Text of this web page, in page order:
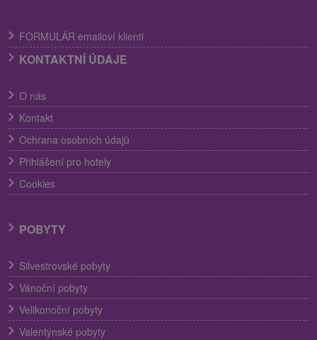
FORMULÁR emailoví klienti
KONTAKTNÍ ÚDAJE
O nás
Kontakt
Ochrana osobních údajů
Přihlášení pro hotely
Cookies
POBYTY
Silvestrovské pobyty
Vánoční pobyty
Velikonoční pobyty
Valentýnské pobyty